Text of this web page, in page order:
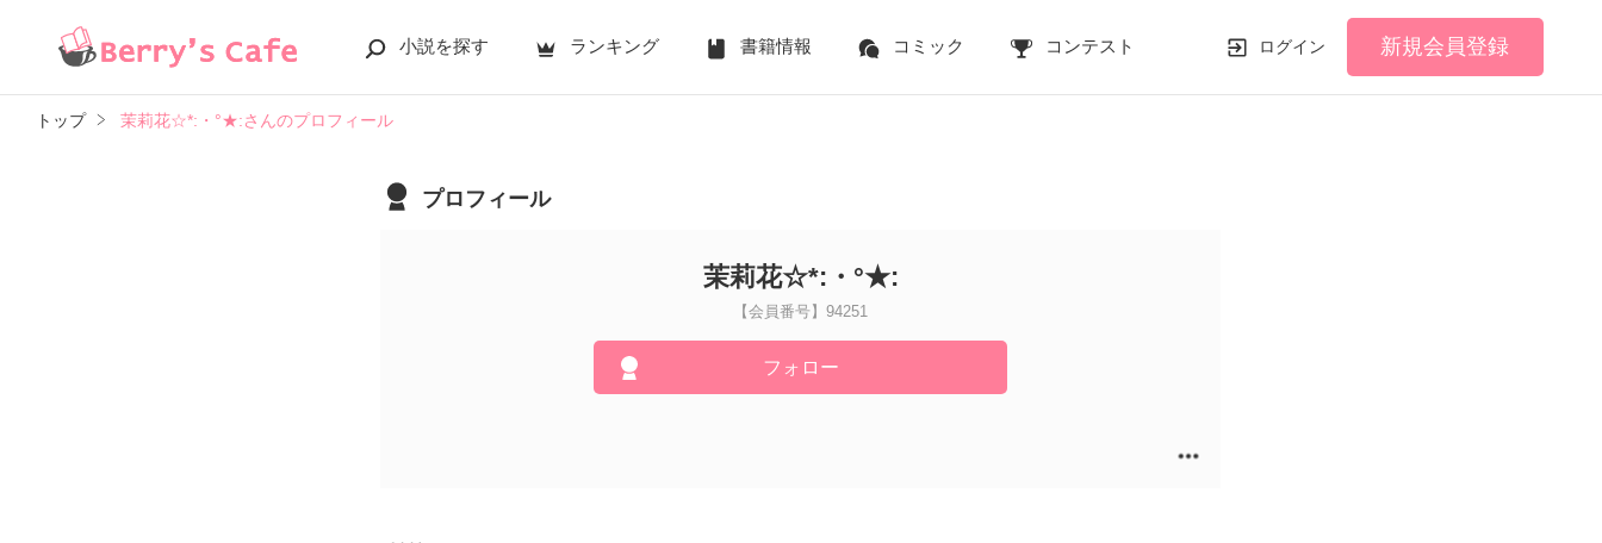
小説を探す ランキング 書籍情報 コミック コンテスト ログイン 新規会員登録
トップ 茉莉花☆*:・°★:さんのプロフィール
プロフィール
茉莉花☆*:・°★:
【会員番号】94251
フォロー